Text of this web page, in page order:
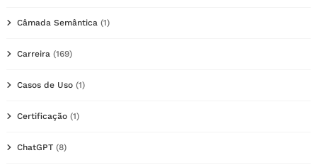
Câmada Semântica (1)
Carreira (169)
Casos de Uso (1)
Certificação (1)
ChatGPT (8)